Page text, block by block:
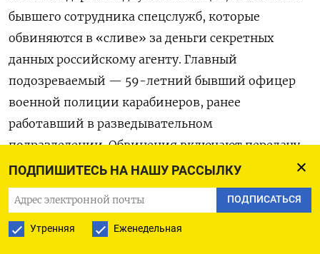
ПОДПИШИТЕСЬ НА НАШУ РАССЫЛКУ
ПОДПИСАТЬСЯ
Утренняя Еженедельная
бывшего сотрудника спецслужб, которые
обвиняются в «сливе» за деньги секретных
данных российскому агенту. Главный
подозреваемый — 59-летний бывший офицер
военной полиции карабинеров, ранее
работавший в разведывательном
подразделении. Обвинения включают передачу
конфиденциальной информации, а также
несанкционированный доступ к IT-
и телекоммуникационным услугам. В рамках
расследования, начатого в мае 2025 года, под